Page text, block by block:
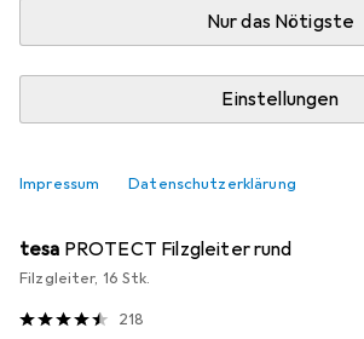
Nur das Nötigste
Einstellungen
Impressum Datenschutzerklärung
Produktliste
Möbelgleiter + Schutzpuffer
tesa PROTECT Filzgleiter rund
Filzgleiter, 16 Stk.
218